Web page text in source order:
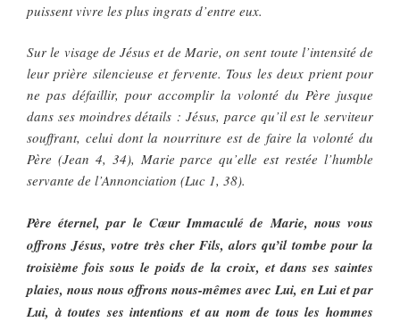
puissent vivre les plus ingrats d’entre eux.
Sur le visage de Jésus et de Marie, on sent toute l’intensité de
leur prière silencieuse et fervente. Tous les deux prient pour
ne pas défaillir, pour accomplir la volonté du Père jusque
dans ses moindres détails : Jésus, parce qu’il est le serviteur
souffrant, celui dont la nourriture est de faire la volonté du
Père (Jean 4, 34), Marie parce qu’elle est restée l’humble
servante de l’Annonciation (Luc 1, 38).
Père éternel, par le Cœur Immaculé de Marie, nous vous
offrons Jésus, votre très cher Fils, alors qu’il tombe pour la
troisième fois sous le poids de la croix, et dans ses saintes
plaies, nous nous offrons nous-mêmes avec Lui, en Lui et par
Lui, à toutes ses intentions et au nom de tous les hommes